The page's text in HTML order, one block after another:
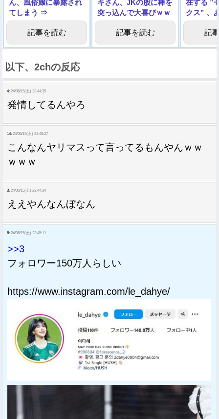
ん、風俗嬢に暴露され
てしまう ⇒
記事を読む
キさん、JKの股に棒を
突っ込んで大喜びｗｗ
ｗｗｗｗｗｗｗｗ
記事を読む
在する ”
クス” 、
□すぎる
記
以下、2chの反応
4: 24/06/15(土) 23:44:35
発情してるんやろ
14: 24/06/15(土) 23:48:27
こんなんヤリマスって言ってるもんやんｗｗ
ｗｗｗ
3: 24/06/15(土) 23:44:34
ええやんなんぼなん
6: 24/06/15(土) 23:45:11
>>3
フォロワー150万人らしい
https://www.instagram.com/le_dahye/